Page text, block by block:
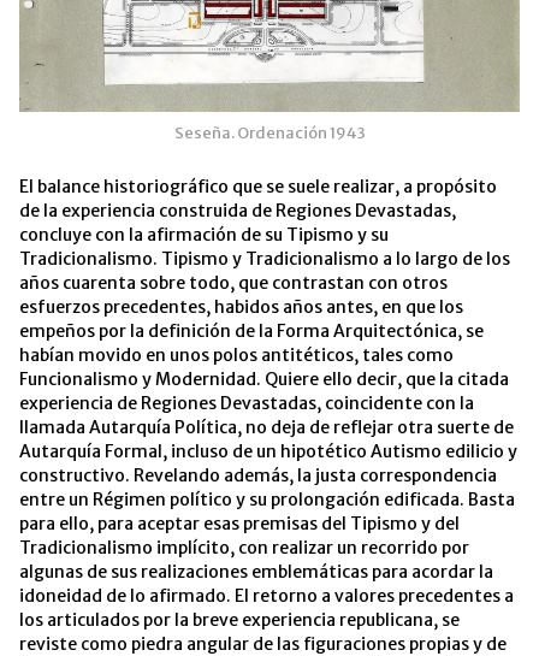
Seseña. Ordenación 1943
El balance historiográfico que se suele realizar, a propósito
de la experiencia construida de Regiones Devastadas,
concluye con la afirmación de su Tipismo y su
Tradicionalismo. Tipismo y Tradicionalismo a lo largo de los
años cuarenta sobre todo, que contrastan con otros
esfuerzos precedentes, habidos años antes, en que los
empeños por la definición de la Forma Arquitectónica, se
habían movido en unos polos antitéticos, tales como
Funcionalismo y Modernidad. Quiere ello decir, que la citada
experiencia de Regiones Devastadas, coincidente con la
llamada Autarquía Política, no deja de reflejar otra suerte de
Autarquía Formal, incluso de un hipotético Autismo edilicio y
constructivo. Revelando además, la justa correspondencia
entre un Régimen político y su prolongación edificada. Basta
para ello, para aceptar esas premisas del Tipismo y del
Tradicionalismo implícito, con realizar un recorrido por
algunas de sus realizaciones emblemáticas para acordar la
idoneidad de lo afirmado. El retorno a valores precedentes a
los articulados por la breve experiencia republicana, se
reviste como piedra angular de las figuraciones propias y de